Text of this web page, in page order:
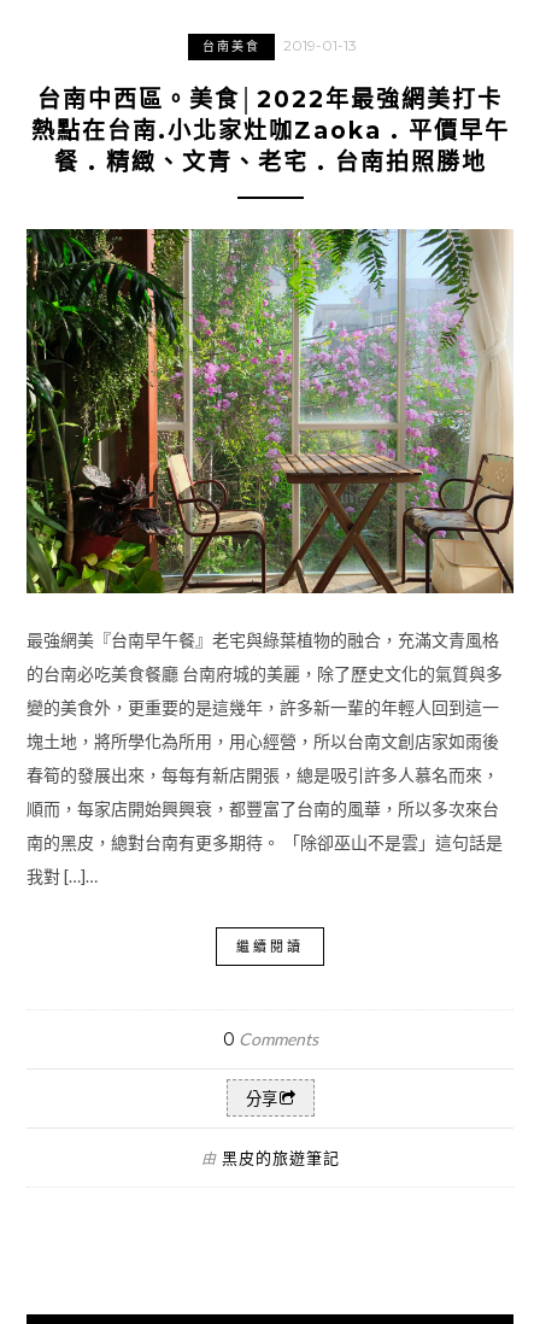
台南美食 2019-01-13
台南中西區。美食│2022年最強網美打卡
熱點在台南.小北家灶咖Zaoka . 平價早午
餐 . 精緻、文青、老宅 . 台南拍照勝地
最強網美『台南早午餐』老宅與綠葉植物的融合，充滿文青風格
的台南必吃美食餐廳 台南府城的美麗，除了歷史文化的氣質與多
變的美食外，更重要的是這幾年，許多新一輩的年輕人回到這一
塊土地，將所學化為所用，用心經營，所以台南文創店家如雨後
春筍的發展出來，每每有新店開張，總是吸引許多人慕名而來，
順而，每家店開始興興衰，都豐富了台南的風華，所以多次來台
南的黑皮，總對台南有更多期待。 「除卻巫山不是雲」這句話是
我對 […]…
繼續閱讀
0 Comments
分享
由 黑皮的旅遊筆記